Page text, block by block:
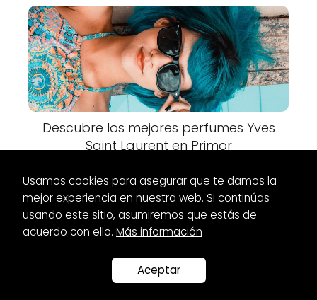
Descubre los mejores perfumes Yves
Saint Laurent en Primor
Zapatos para pantalón tobillero ancho:
la mejor opción para tus outfits
Usamos cookies para asegurar que te damos la
mejor experiencia en nuestra web. Si continúas
usando este sitio, asumiremos que estás de
acuerdo con ello. Más información
Aceptar